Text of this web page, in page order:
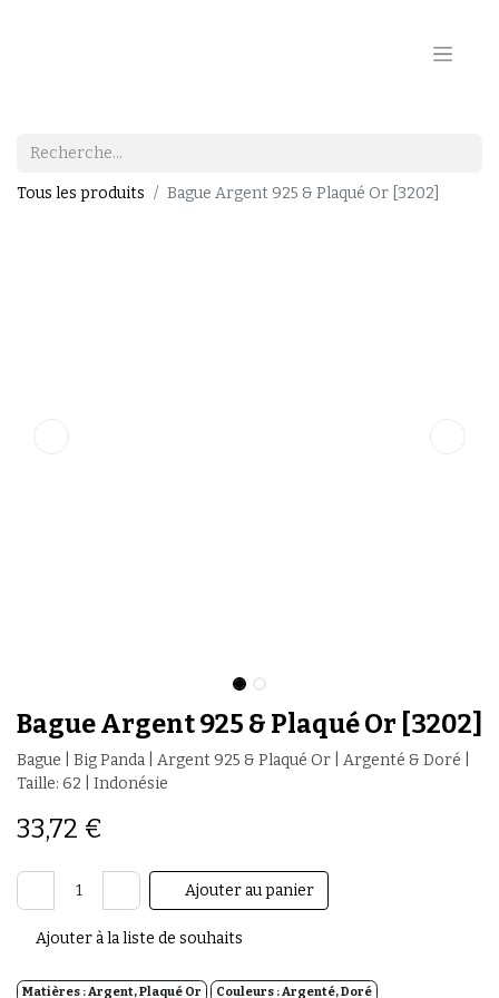
Tous les produits Bague Argent 925 & Plaqué Or [3202]
Bague Argent 925 & Plaqué Or [3202]
Bague | Big Panda | Argent 925 & Plaqué Or | Argenté & Doré |
Taille: 62 | Indonésie
33,72 €
Ajouter au panier
Ajouter à la liste de souhaits
Matières :Argent,Plaqué Or Couleurs :Argenté,Doré